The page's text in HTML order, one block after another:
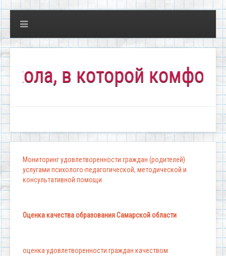
в которой комфортно
Мониторинг удовлетворенности граждан (родителей)
услугами психолого-педагогической, методической и
консультативной помощи
Оценка качества образования Самарской области
оценка удовлетворенности граждан качеством